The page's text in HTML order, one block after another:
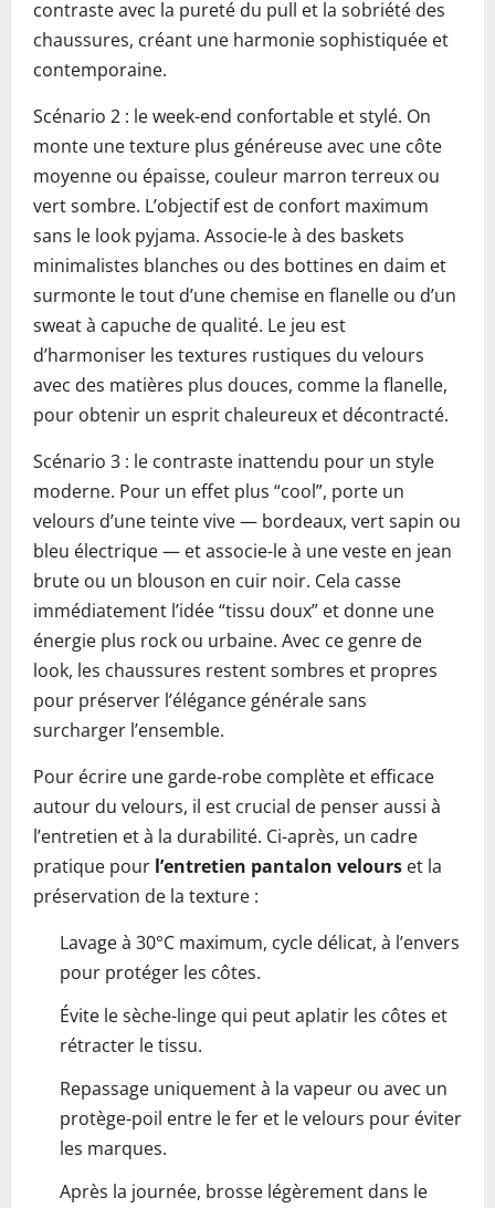
contraste avec la pureté du pull et la sobriété des
chaussures, créant une harmonie sophistiquée et
contemporaine.
Scénario 2 : le week-end confortable et stylé. On
monte une texture plus généreuse avec une côte
moyenne ou épaisse, couleur marron terreux ou
vert sombre. L’objectif est de confort maximum
sans le look pyjama. Associe-le à des baskets
minimalistes blanches ou des bottines en daim et
surmonte le tout d’une chemise en flanelle ou d’un
sweat à capuche de qualité. Le jeu est
d’harmoniser les textures rustiques du velours
avec des matières plus douces, comme la flanelle,
pour obtenir un esprit chaleureux et décontracté.
Scénario 3 : le contraste inattendu pour un style
moderne. Pour un effet plus “cool”, porte un
velours d’une teinte vive — bordeaux, vert sapin ou
bleu électrique — et associe-le à une veste en jean
brute ou un blouson en cuir noir. Cela casse
immédiatement l’idée “tissu doux” et donne une
énergie plus rock ou urbaine. Avec ce genre de
look, les chaussures restent sombres et propres
pour préserver l’élégance générale sans
surcharger l’ensemble.
Pour écrire une garde-robe complète et efficace
autour du velours, il est crucial de penser aussi à
l’entretien et à la durabilité. Ci-après, un cadre
pratique pour l’entretien pantalon velours et la
préservation de la texture :
Lavage à 30°C maximum, cycle délicat, à l’envers
pour protéger les côtes.
Évite le sèche-linge qui peut aplatir les côtes et
rétracter le tissu.
Repassage uniquement à la vapeur ou avec un
protège-poil entre le fer et le velours pour éviter
les marques.
Après la journée, brosse légèrement dans le